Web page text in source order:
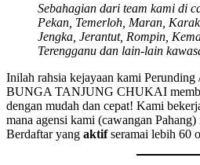
Sebahagian dari team kami di
Pekan, Temerloh, Maran,
Jengka, Jerantut, Rompin,
Terengganu dan lain-lain
Inilah rahsia kejayaan kami
BUNGA TANJUNG CHUKAI
dengan mudah dan cepat! Kami
mana agensi kami (cawangan
Berdaftar yang aktifseramai lebih 60